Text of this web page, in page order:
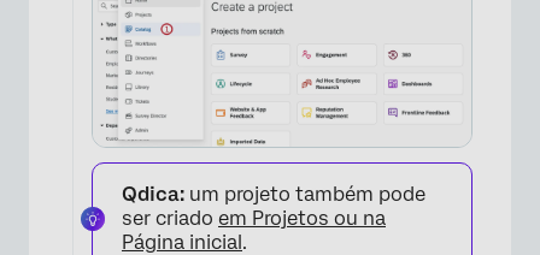
Qdica: um projeto também pode
ser criado em Projetos ou na
Página inicial.